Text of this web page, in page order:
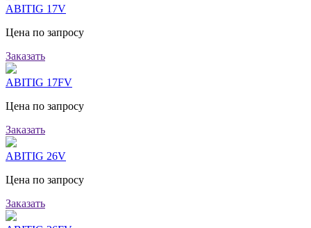
ABITIG 17V
Цена по запросу
Заказать
ABITIG 17FV
Цена по запросу
Заказать
ABITIG 26V
Цена по запросу
Заказать